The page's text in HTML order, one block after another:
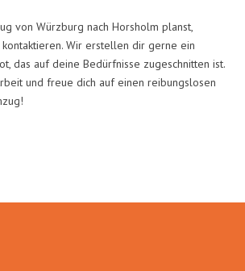
von Würzburg nach Horsholm planst,
kontaktieren. Wir erstellen dir gerne ein
das auf deine Bedürfnisse zugeschnitten ist.
und freue dich auf einen reibungslosen